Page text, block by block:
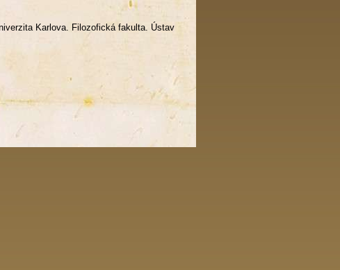
Karlova. Filozofická fakulta. Ústav